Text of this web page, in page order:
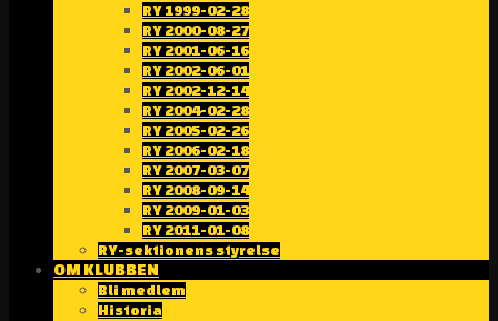
RY 1999-02-28
RY 2000-08-27
RY 2001-06-16
RY 2002-06-01
RY 2002-12-14
RY 2004-02-28
RY 2005-02-26
RY 2006-02-18
RY 2007-03-07
RY 2008-09-14
RY 2009-01-03
RY 2011-01-08
RY-sektionens styrelse
OM KLUBBEN
Bli medlem
Historia